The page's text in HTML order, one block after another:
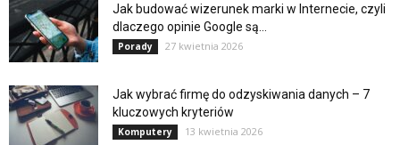
Jak budować wizerunek marki w Internecie, czyli
dlaczego opinie Google są...
Porady 27 kwietnia 2026
Jak wybrać firmę do odzyskiwania danych – 7
kluczowych kryteriów
Komputery 13 kwietnia 2026